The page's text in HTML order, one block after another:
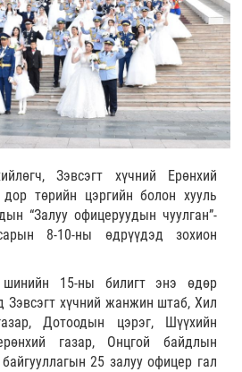
Зэвсэгт хүчний Ерөнхий
төрийн цэргийн болон хууль
“Залуу офицеруудын чуулган”-
8-10-ны өдрүүдэд зохион
шинийн 15-ны билигт энэ өдөр
Зэвсэгт хүчний жанжин штаб, Хил
Дотоодын цэрэг, Шүүхийн
газар, Онцгой байдлын
25 залуу офицер гал